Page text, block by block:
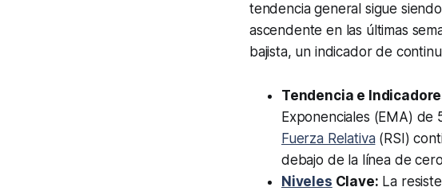
tendencia general sigue
ascendente en las últimas
bajista, un indicador de
Tendencia e
Exponenciales (EMA) de
Fuerza Relativa(RSI)
debajo de la línea de
Niveles Clave: La